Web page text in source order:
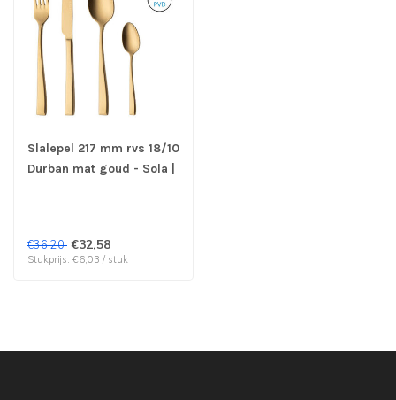
Slalepel 217 mm rvs 18/10
Durban mat goud - Sola |
€36,20 €32,58
Stukprijs: €6,03 / stuk